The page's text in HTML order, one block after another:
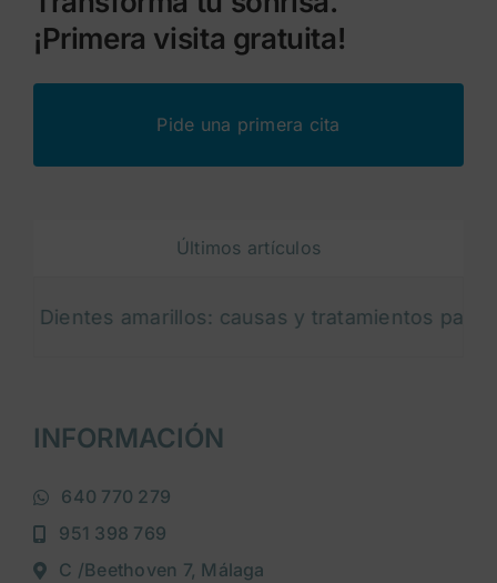
¡Primera visita gratuita!
Pide una primera cita
Últimos artículos
amarillos: causas y tratamientos para
INFORMACIÓN
640 770 279
951 398 769
C /Beethoven 7, Málaga